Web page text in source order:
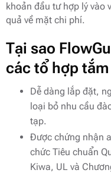
khoản đầu tư hợp lý vào
quả về mặt chi phí.
Tại sao
các tổ hợp
Dễ dàng lắp đặt,
loại bỏ nhu cầu
tạp.
Được chứng nhận
chức Tiêu chuẩn
Kiwa, UL và